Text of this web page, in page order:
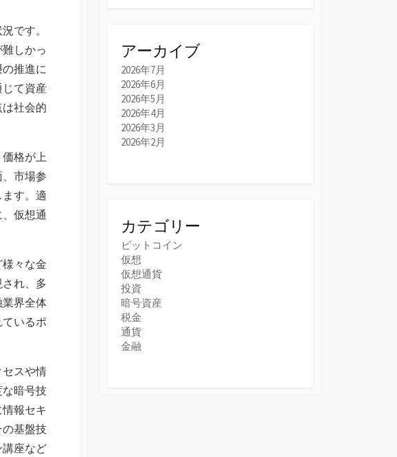
です。
しかっ
推進に
て資産
社会的
格が上
市場参
す。適
仮想通
々な金
れ、多
界全体
いるポ
スや情
暗号技
報セキ
基盤技
座など
アーカイブ
2026年7月
2026年6月
2026年5月
2026年4月
2026年3月
2026年2月
カテゴリー
ビットコイン
仮想
仮想通貨
投資
暗号資産
税金
通貨
金融